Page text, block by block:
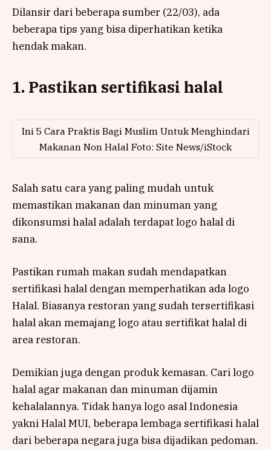
Dilansir dari beberapa sumber (22/03), ada
beberapa tips yang bisa diperhatikan ketika
hendak makan.
1. Pastikan sertifikasi halal
Ini 5 Cara Praktis Bagi Muslim Untuk Menghindari
Makanan Non Halal Foto: Site News/iStock
Salah satu cara yang paling mudah untuk
memastikan makanan dan minuman yang
dikonsumsi halal adalah terdapat logo halal di
sana.
Pastikan rumah makan sudah mendapatkan
sertifikasi halal dengan memperhatikan ada logo
Halal. Biasanya restoran yang sudah tersertifikasi
halal akan memajang logo atau sertifikat halal di
area restoran.
Demikian juga dengan produk kemasan. Cari logo
halal agar makanan dan minuman dijamin
kehalalannya. Tidak hanya logo asal Indonesia
yakni Halal MUI, beberapa lembaga sertifikasi halal
dari beberapa negara juga bisa dijadikan pedoman.